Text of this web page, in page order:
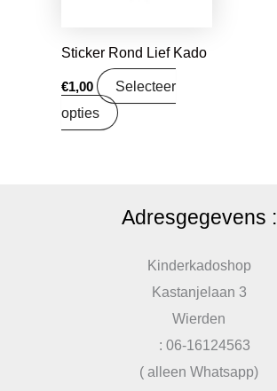
Sticker Rond Lief Kado
€1,00
Selecteer
opties
Adresgegevens :
Kinderkadoshop
Kastanjelaan 3
Wierden
: 06-16124563
( alleen Whatsapp)